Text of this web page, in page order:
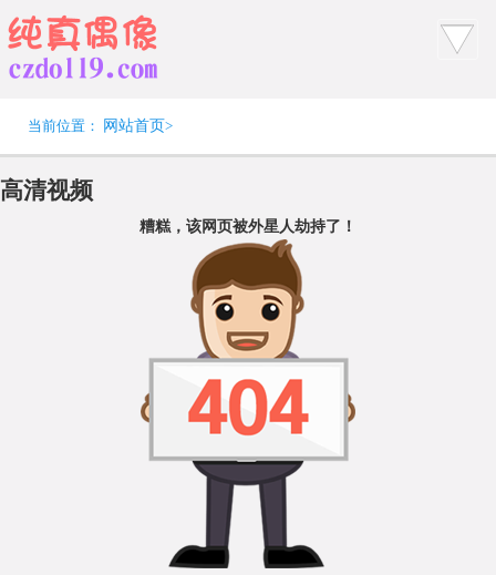
当前位置： 网站首页>
高清视频
糟糕，该网页被外星人劫持了！